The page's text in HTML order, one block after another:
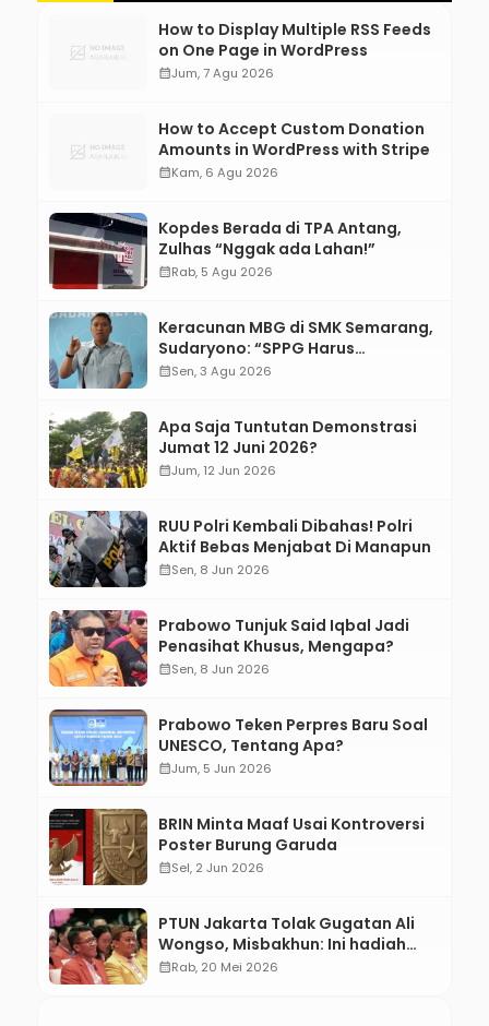
How to Display Multiple RSS Feeds
on One Page in WordPress
calendar_monthJum, 7 Agu 2026
How to Accept Custom Donation
Amounts in WordPress with Stripe
calendar_monthKam, 6 Agu 2026
Kopdes Berada di TPA Antang,
Zulhas “Nggak ada Lahan!”
calendar_monthRab, 5 Agu 2026
Keracunan MBG di SMK Semarang,
Sudaryono: “SPPG Harus
Bertanggung Jawab!”
calendar_monthSen, 3 Agu 2026
Apa Saja Tuntutan Demonstrasi
Jumat 12 Juni 2026?
calendar_monthJum, 12 Jun 2026
RUU Polri Kembali Dibahas! Polri
Aktif Bebas Menjabat Di Manapun
calendar_monthSen, 8 Jun 2026
Prabowo Tunjuk Said Iqbal Jadi
Penasihat Khusus, Mengapa?
calendar_monthSen, 8 Jun 2026
Prabowo Teken Perpres Baru Soal
UNESCO, Tentang Apa?
calendar_monthJum, 5 Jun 2026
BRIN Minta Maaf Usai Kontroversi
Poster Burung Garuda
calendar_monthSel, 2 Jun 2026
PTUN Jakarta Tolak Gugatan Ali
Wongso, Misbakhun: Ini hadiah
Ulang Tahun Ke-66 SOKSI
calendar_monthRab, 20 Mei 2026